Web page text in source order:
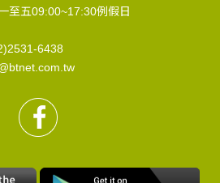
至五09:00~17:30例假日
6438